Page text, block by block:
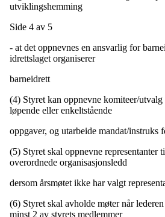
utviklingshemming
Side 4 av 5
- at det oppnevnes en ansvarlig for
idrettslaget organiserer
barneidrett
(4) Styret kan oppnevne komiteer/
løpende eller enkeltstående
oppgaver, og utarbeide mandat/instruks
(5) Styret skal oppnevne representanter
overordnede organisasjonsledd
dersom årsmøtet ikke har valgt
(6) Styret skal avholde møter når
minst 2 av styrets medlemmer